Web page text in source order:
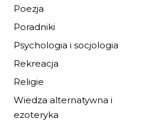
Poezja
Poradniki
Psychologia i socjologia
Rekreacja
Religie
Wiedza alternatywna i
ezoteryka